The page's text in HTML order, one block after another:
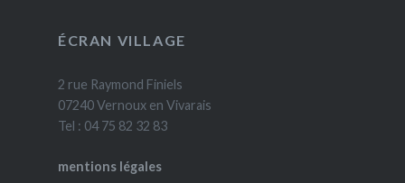
ÉCRAN VILLAGE
2 rue Raymond Finiels
07240 Vernoux en Vivarais
Tel : 04 75 82 32 83
mentions légales